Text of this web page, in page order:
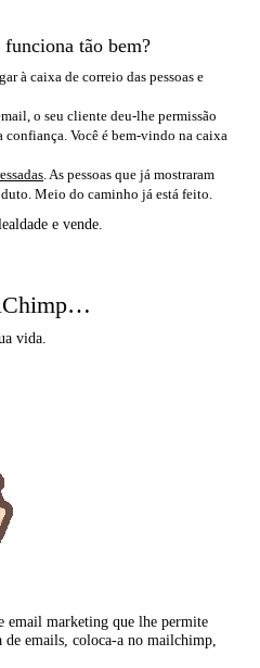
tão bem?
à caixa de correio das pessoas e
o seu cliente deu-lhe permissão
confiança. Você é bem-vindo na caixa
. As pessoas que já mostraram
Meio do caminho já está feito.
e vende.
vida.
email marketing que lhe permite
emails, coloca-a no mailchimp,